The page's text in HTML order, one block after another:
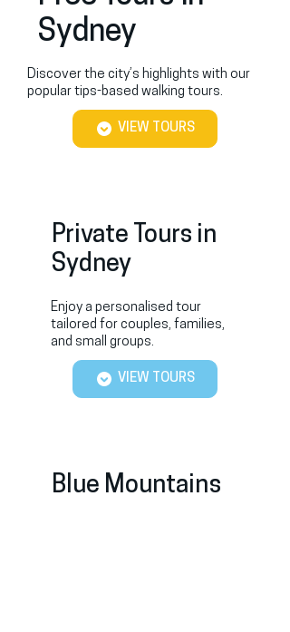
Sydney
Discover the city’s highlights with our
popular tips-based walking tours.
VIEW TOURS
Private Tours in
Sydney
Enjoy a personalised tour
tailored for couples, families,
and small groups.
VIEW TOURS
Blue Mountains